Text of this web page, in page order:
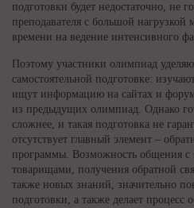
подготовки будет недостаточно, не
преподавателя с большой нагрузкой
времени на ведение интенсивного
Поэтому участники олимпиад
самостоятельной подготовке:
ищут информацию на сайтах и
из предыдущих олимпиад. Однако
сложнее, и такая подготовка не
отсутствует главный элемент –
программы. Возможность общения с
товарищами, получения обратной
также новых знаний, значительно
подготовки, а также делает процесс